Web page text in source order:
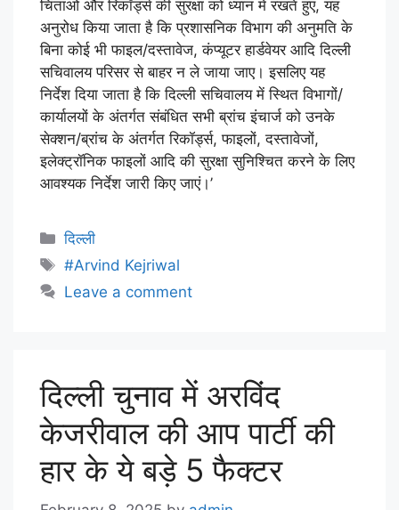
चिंताओं और रिकॉर्ड्स की सुरक्षा को ध्यान में रखते हुए, यह
अनुरोध किया जाता है कि प्रशासनिक विभाग की अनुमति के
बिना कोई भी फाइल/दस्तावेज, कंप्यूटर हार्डवेयर आदि दिल्ली
सचिवालय परिसर से बाहर न ले जाया जाए। इसलिए यह
निर्देश दिया जाता है कि दिल्ली सचिवालय में स्थित विभागों/
कार्यालयों के अंतर्गत संबंधित सभी ब्रांच इंचार्ज को उनके
सेक्शन/ब्रांच के अंतर्गत रिकॉर्ड्स, फाइलों, दस्तावेजों,
इलेक्ट्रॉनिक फाइलों आदि की सुरक्षा सुनिश्चित करने के लिए
आवश्यक निर्देश जारी किए जाएं।’
दिल्ली
#Arvind Kejriwal
Leave a comment
दिल्ली चुनाव में अरविंद
केजरीवाल की आप पार्टी की
हार के ये बड़े 5 फैक्टर